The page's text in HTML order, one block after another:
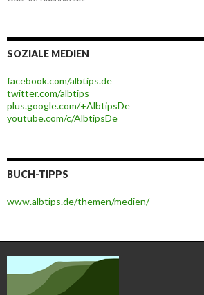
SOZIALE MEDIEN
facebook.com/albtips.de
twitter.com/albtips
plus.google.com/+AlbtipsDe
youtube.com/c/AlbtipsDe
BUCH-TIPPS
www.albtips.de/themen/medien/